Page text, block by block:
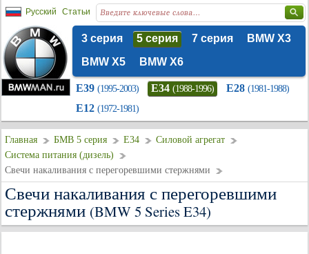
Русский Статьи
3 серия 5 серия 7 серия
BMW X3
BMW X5
BMW X6
E39 (1995-2003) E34 (1988-1996) E28 (1981-1988)
E12 (1972-1981)
Главная БМВ 5 серия E34
Силовой агрегат
Система питания (дизель)
Свечи накаливания с перегоревшими стержнями
Свечи накаливания с перегоревшими
стержнями (BMW 5 Series E34)